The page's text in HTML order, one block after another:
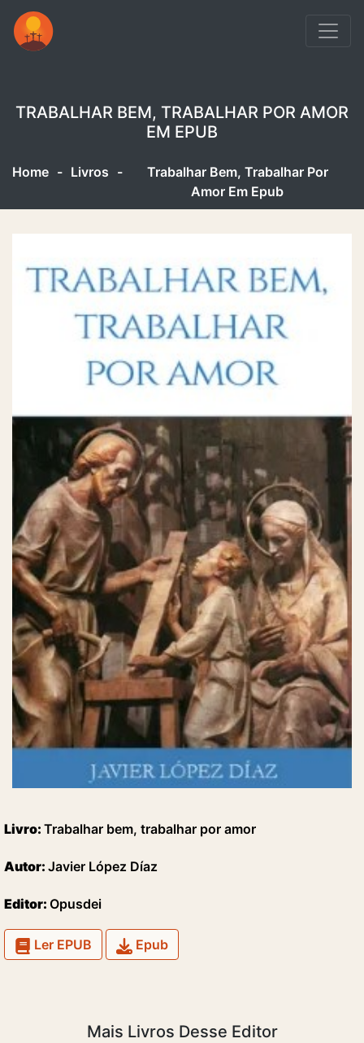
TRABALHAR BEM, TRABALHAR POR AMOR
EM EPUB
Home - Livros -
Trabalhar Bem, Trabalhar Por
Amor Em Epub
Livro: Trabalhar bem, trabalhar por amor
Autor: Javier López Díaz
Editor: Opusdei
Ler EPUB Epub
Mais Livros Desse Editor